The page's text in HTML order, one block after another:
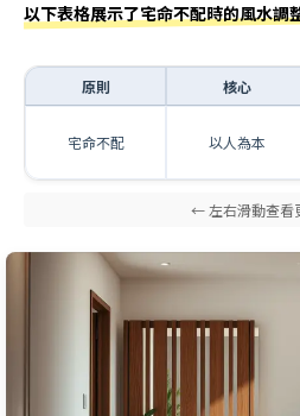
以下表格展示了宅命不配時的風水調
原則 核心
宅命不配 以人為本